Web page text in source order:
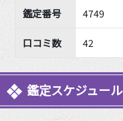
鑑定番号 4749
口コミ数 42
鑑定スケジュール